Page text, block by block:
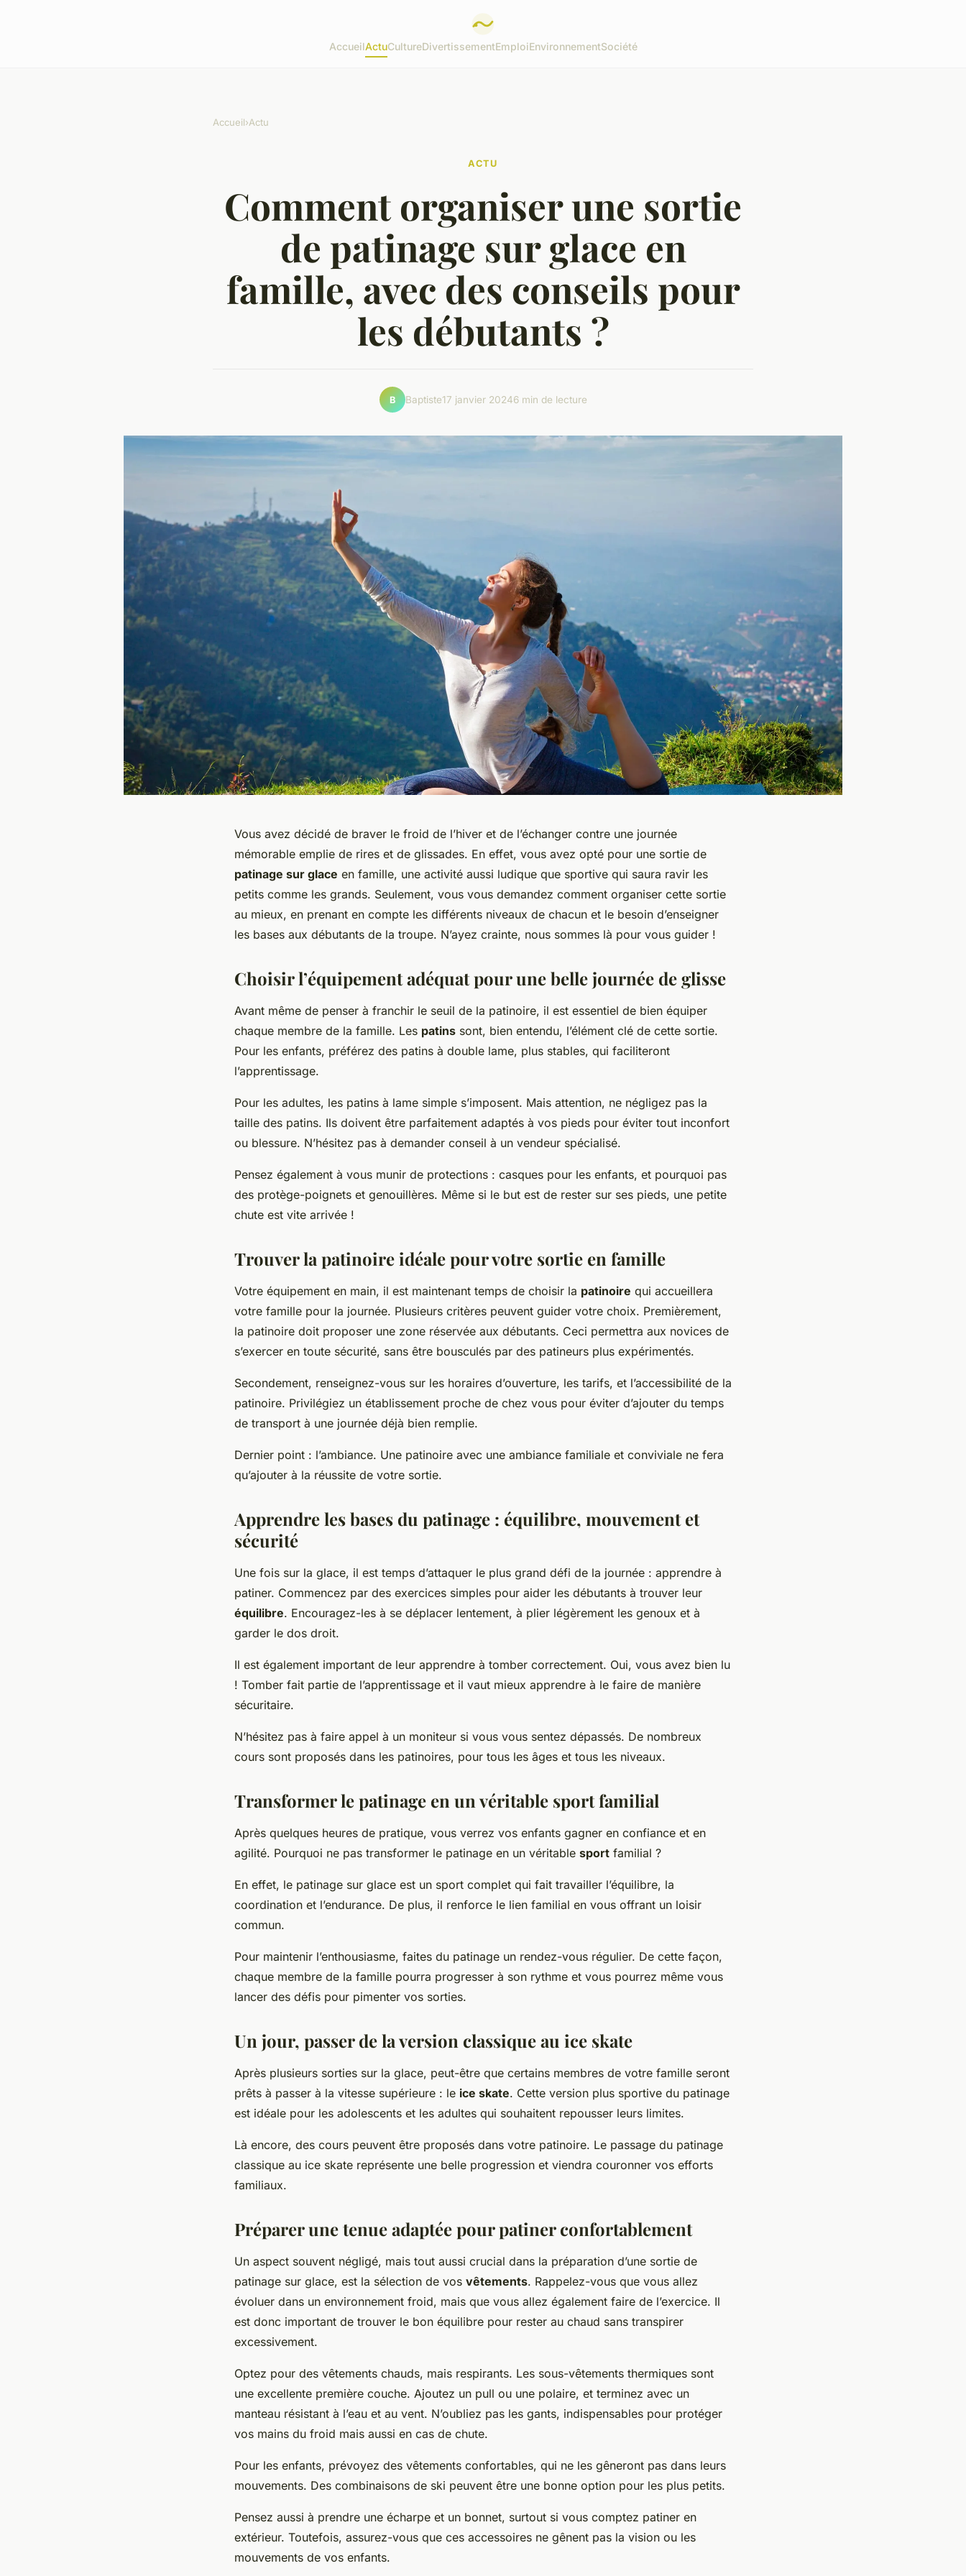
AccueilActuCultureDivertissementEmploiEnvironnementSociété
Accueil›Actu
ACTU
Comment organiser une sortie
de patinage sur glace en
famille, avec des conseils pour
les débutants ?
B Baptiste17 janvier 20246 min de lecture
Vous avez décidé de braver le froid de l’hiver et de l’échanger contre une journée
mémorable emplie de rires et de glissades. En effet, vous avez opté pour une sortie de
patinage sur glace en famille, une activité aussi ludique que sportive qui saura ravir les
petits comme les grands. Seulement, vous vous demandez comment organiser cette sortie
au mieux, en prenant en compte les différents niveaux de chacun et le besoin d’enseigner
les bases aux débutants de la troupe. N’ayez crainte, nous sommes là pour vous guider !
Choisir l’équipement adéquat pour une belle journée de glisse
Avant même de penser à franchir le seuil de la patinoire, il est essentiel de bien équiper
chaque membre de la famille. Les patins sont, bien entendu, l’élément clé de cette sortie.
Pour les enfants, préférez des patins à double lame, plus stables, qui faciliteront
l’apprentissage.
Pour les adultes, les patins à lame simple s’imposent. Mais attention, ne négligez pas la
taille des patins. Ils doivent être parfaitement adaptés à vos pieds pour éviter tout inconfort
ou blessure. N’hésitez pas à demander conseil à un vendeur spécialisé.
Pensez également à vous munir de protections : casques pour les enfants, et pourquoi pas
des protège-poignets et genouillères. Même si le but est de rester sur ses pieds, une petite
chute est vite arrivée !
Trouver la patinoire idéale pour votre sortie en famille
Votre équipement en main, il est maintenant temps de choisir la patinoire qui accueillera
votre famille pour la journée. Plusieurs critères peuvent guider votre choix. Premièrement,
la patinoire doit proposer une zone réservée aux débutants. Ceci permettra aux novices de
s’exercer en toute sécurité, sans être bousculés par des patineurs plus expérimentés.
Secondement, renseignez-vous sur les horaires d’ouverture, les tarifs, et l’accessibilité de la
patinoire. Privilégiez un établissement proche de chez vous pour éviter d’ajouter du temps
de transport à une journée déjà bien remplie.
Dernier point : l’ambiance. Une patinoire avec une ambiance familiale et conviviale ne fera
qu’ajouter à la réussite de votre sortie.
Apprendre les bases du patinage : équilibre, mouvement et
sécurité
Une fois sur la glace, il est temps d’attaquer le plus grand défi de la journée : apprendre à
patiner. Commencez par des exercices simples pour aider les débutants à trouver leur
équilibre. Encouragez-les à se déplacer lentement, à plier légèrement les genoux et à
garder le dos droit.
Il est également important de leur apprendre à tomber correctement. Oui, vous avez bien lu
! Tomber fait partie de l’apprentissage et il vaut mieux apprendre à le faire de manière
sécuritaire.
N’hésitez pas à faire appel à un moniteur si vous vous sentez dépassés. De nombreux
cours sont proposés dans les patinoires, pour tous les âges et tous les niveaux.
Transformer le patinage en un véritable sport familial
Après quelques heures de pratique, vous verrez vos enfants gagner en confiance et en
agilité. Pourquoi ne pas transformer le patinage en un véritable sport familial ?
En effet, le patinage sur glace est un sport complet qui fait travailler l’équilibre, la
coordination et l’endurance. De plus, il renforce le lien familial en vous offrant un loisir
commun.
Pour maintenir l’enthousiasme, faites du patinage un rendez-vous régulier. De cette façon,
chaque membre de la famille pourra progresser à son rythme et vous pourrez même vous
lancer des défis pour pimenter vos sorties.
Un jour, passer de la version classique au ice skate
Après plusieurs sorties sur la glace, peut-être que certains membres de votre famille seront
prêts à passer à la vitesse supérieure : le ice skate. Cette version plus sportive du patinage
est idéale pour les adolescents et les adultes qui souhaitent repousser leurs limites.
Là encore, des cours peuvent être proposés dans votre patinoire. Le passage du patinage
classique au ice skate représente une belle progression et viendra couronner vos efforts
familiaux.
Préparer une tenue adaptée pour patiner confortablement
Un aspect souvent négligé, mais tout aussi crucial dans la préparation d’une sortie de
patinage sur glace, est la sélection de vos vêtements. Rappelez-vous que vous allez
évoluer dans un environnement froid, mais que vous allez également faire de l’exercice. Il
est donc important de trouver le bon équilibre pour rester au chaud sans transpirer
excessivement.
Optez pour des vêtements chauds, mais respirants. Les sous-vêtements thermiques sont
une excellente première couche. Ajoutez un pull ou une polaire, et terminez avec un
manteau résistant à l’eau et au vent. N’oubliez pas les gants, indispensables pour protéger
vos mains du froid mais aussi en cas de chute.
Pour les enfants, prévoyez des vêtements confortables, qui ne les gêneront pas dans leurs
mouvements. Des combinaisons de ski peuvent être une bonne option pour les plus petits.
Pensez aussi à prendre une écharpe et un bonnet, surtout si vous comptez patiner en
extérieur. Toutefois, assurez-vous que ces accessoires ne gênent pas la vision ou les
mouvements de vos enfants.